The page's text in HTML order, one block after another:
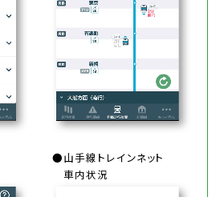
●山手線トレインネット
車内状況